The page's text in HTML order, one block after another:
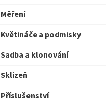
Měření
Květináče a podmisky
Sadba a klonování
Sklizeň
Příslušenství